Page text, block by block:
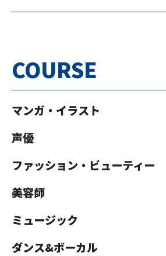
COURSE
マンガ・イラスト
声優
ファッション・ビューティー
美容師
ミュージック
ダンス&ボーカル